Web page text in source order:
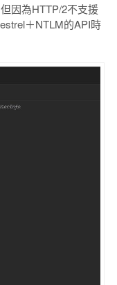
因為HTTP/2不支援
＋NTLM的API時